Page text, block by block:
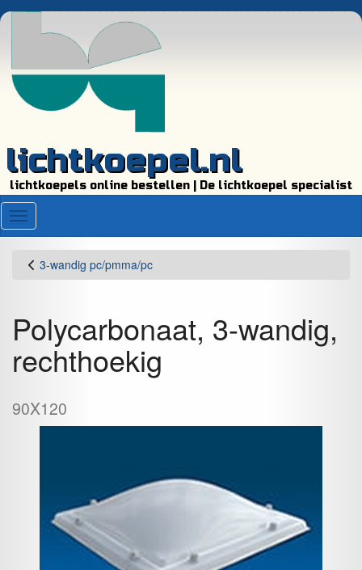
lichtkoepel.nl
lichtkoepels online bestellen | De lichtkoepel specialist
Menu
3-wandig pc/pmma/pc
Polycarbonaat, 3-wandig,
rechthoekig
90X120